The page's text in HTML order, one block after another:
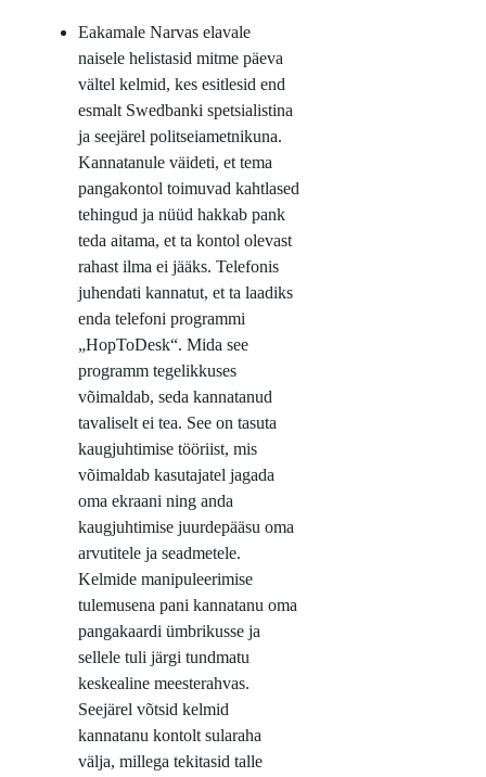
Eakamale Narvas elavale
naisele helistasid mitme päeva
vältel kelmid, kes esitlesid end
esmalt Swedbanki spetsialistina
ja seejärel politseiametnikuna.
Kannatanule väideti, et tema
pangakontol toimuvad kahtlased
tehingud ja nüüd hakkab pank
teda aitama, et ta kontol olevast
rahast ilma ei jääks. Telefonis
juhendati kannatut, et ta laadiks
enda telefoni programmi
„HopToDesk“. Mida see
programm tegelikkuses
võimaldab, seda kannatanud
tavaliselt ei tea. See on tasuta
kaugjuhtimise tööriist, mis
võimaldab kasutajatel jagada
oma ekraani ning anda
kaugjuhtimise juurdepääsu oma
arvutitele ja seadmetele.
Kelmide manipuleerimise
tulemusena pani kannatanu oma
pangakaardi ümbrikusse ja
sellele tuli järgi tundmatu
keskealine meesterahvas.
Seejärel võtsid kelmid
kannatanu kontolt sularaha
välja, millega tekitasid talle